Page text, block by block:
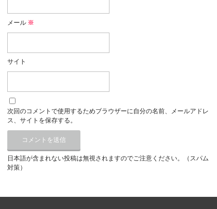
メール ※
サイト
次回のコメントで使用するためブラウザーに自分の名前、メールアドレ
ス、サイトを保存する。
日本語が含まれない投稿は無視されますのでご注意ください。（スパム
対策）